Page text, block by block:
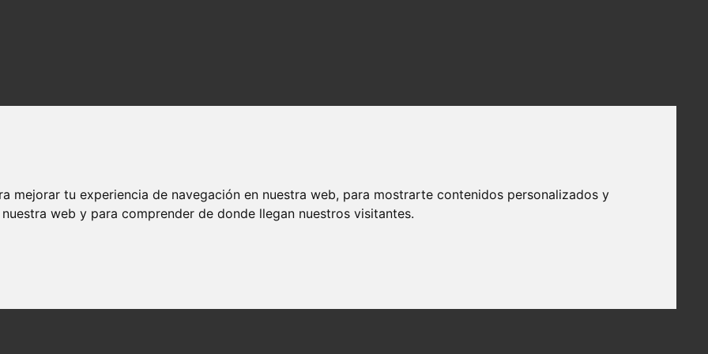
mejorar tu experiencia de navegación en nuestra web, para mostrarte contenidos personalizados y
web y para comprender de donde llegan nuestros visitantes.